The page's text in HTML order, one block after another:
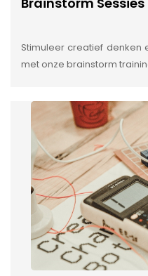
Stimuleer creatief denken
met onze brainstorm